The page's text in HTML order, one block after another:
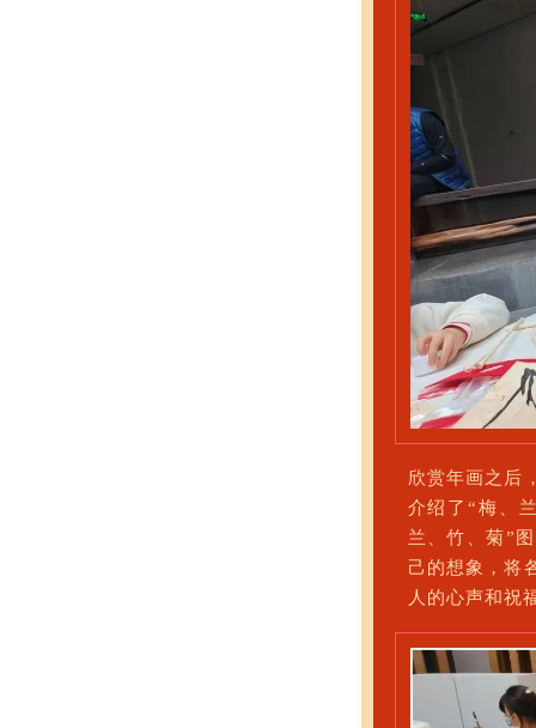
欣赏年画之后
介绍了“梅、
兰、竹、菊”
己的想象，将
人的心声和祝